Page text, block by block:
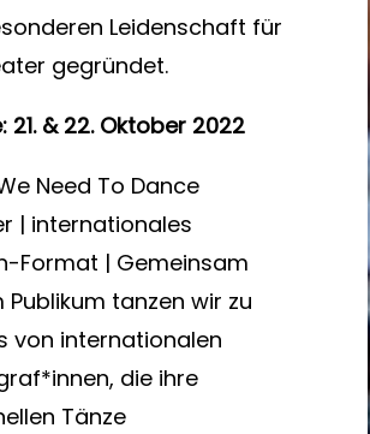
Leidenschaft für
gegründet.
21. & 22. Oktober 2022
Need To Dance
| internationales
Format | Gemeinsam
tanzen wir zu
von internationalen
die ihre
Tänze